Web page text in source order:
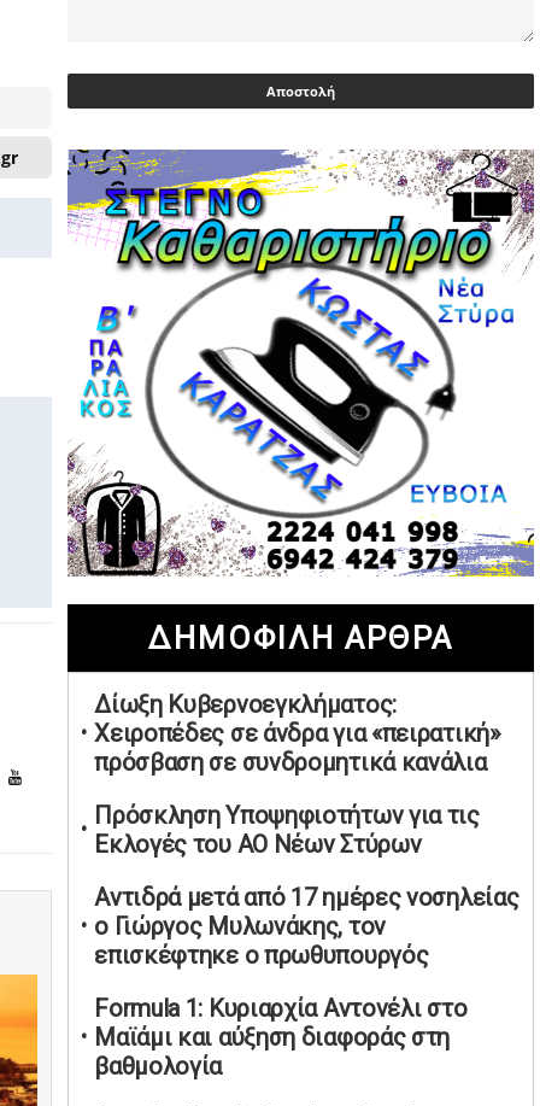
ΠΑΣΟΚ διεκδικεί ρόλο εναλλακτικής
πρότασης εξουσίας
Ακρίβεια: Με λίστα και περιορισμένες
επιλογές οι αγορές των νοικοκυριών
03/05/2026 | 07:59
Υεμένη: Σομαλοί πειρατές στο
πετρελαιοφόρο Eureka
03/05/2026 | 06:40
Αντιδρά μετά από 17 ημέρες νοσηλείας
ο Γιώργος Μυλωνάκης, τον
επισκέφτηκε ο πρωθυπουργός
02/05/2026 | 20:54
Μεντιλίμπαρ: Ξεχωριστό το κλίμα σε
κάθε παιχνίδι ΠΑΟΚ και Ολυμπιακού
02/05/2026 | 20:28
Περιστέρι: Ένταση μεταξύ ανηλίκων
άφησε δύο 15χρονους τραυματίες
Ηνωμένα Αραβικά Εμιράτα: Αίρουν
τους περιορισμούς στον εναέριο χώρο
02/05/2026 | 17:16
Η Αθηνά Λινού αφήνει ανοιχτό το
ενδεχόμενο ένταξης στον νέο
02/05/2026 | 17:01
Αταμάν: Κανείς δεν έχει δικαίωμα να
μιλά για τον πρόεδρο και την
οικογένειά του
02/05/2026 | 15:59
Μαρινάκης: Ο Ανδρουλάκης
ΔΗΜΟΦΙΛΗ ΑΡΘΡΑ
Δίωξη Κυβερνοεγκλήματος:
Χειροπέδες σε άνδρα για «πειρατική»
πρόσβαση σε συνδρομητικά κανάλια
Πρόσκληση Υποψηφιοτήτων για τις
Εκλογές του ΑΟ Νέων Στύρων
Αντιδρά μετά από 17 ημέρες νοσηλείας
ο Γιώργος Μυλωνάκης, τον
επισκέφτηκε ο πρωθυπουργός
Formula 1: Κυριαρχία Αντονέλι στο
Μαϊάμι και αύξηση διαφοράς στη
βαθμολογία